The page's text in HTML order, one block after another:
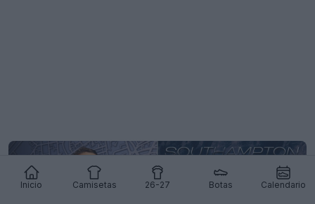
Inicio Camisetas 26-27 Botas Calendario